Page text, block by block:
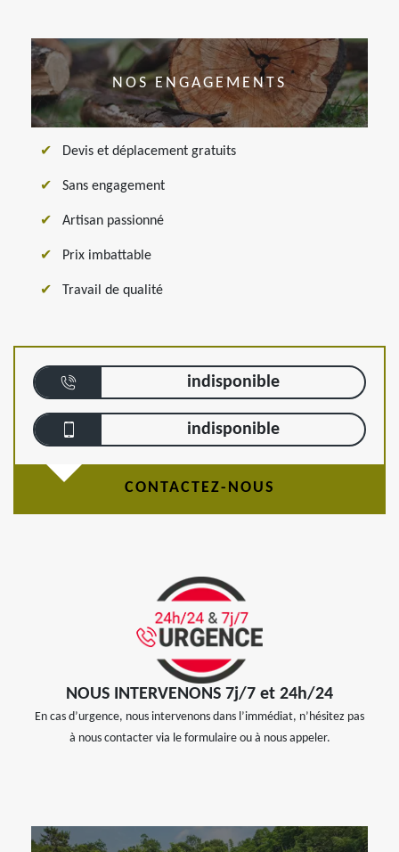
NOS ENGAGEMENTS
Devis et déplacement gratuits
Sans engagement
Artisan passionné
Prix imbattable
Travail de qualité
indisponible
indisponible
CONTACTEZ-NOUS
NOUS INTERVENONS 7j/7 et 24h/24
En cas d’urgence, nous intervenons dans l’immédiat, n’hésitez pas
à nous contacter via le formulaire ou à nous appeler.